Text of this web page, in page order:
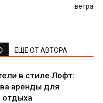
ветра
ЕЩЕ ОТ АВТОРА
в стиле Лофт:
аренды для
отдыха